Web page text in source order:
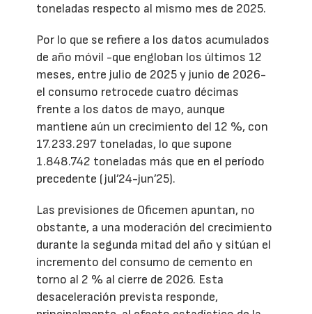
toneladas respecto al mismo mes de 2025.
Por lo que se refiere a los datos acumulados
de año móvil -que engloban los últimos 12
meses, entre julio de 2025 y junio de 2026-
el consumo retrocede cuatro décimas
frente a los datos de mayo, aunque
mantiene aún un crecimiento del 12 %, con
17.233.297 toneladas, lo que supone
1.848.742 toneladas más que en el período
precedente (jul’24-jun’25).
Las previsiones de Oficemen apuntan, no
obstante, a una moderación del crecimiento
durante la segunda mitad del año y sitúan el
incremento del consumo de cemento en
torno al 2 % al cierre de 2026. Esta
desaceleración prevista responde,